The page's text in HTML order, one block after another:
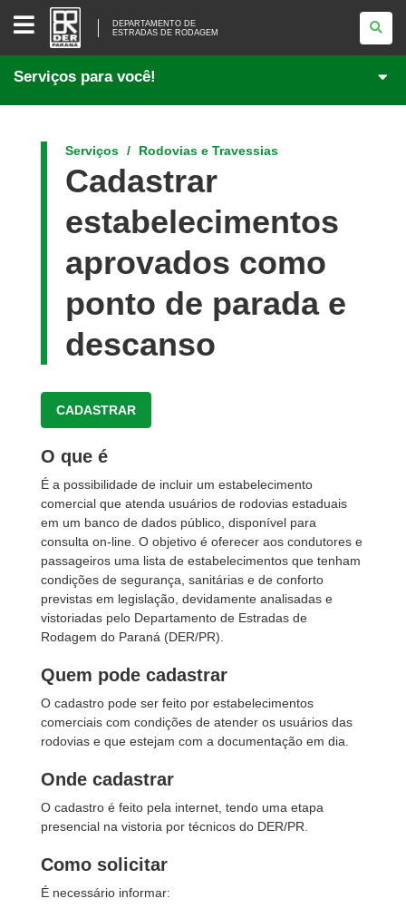
DEPARTAMENTO
DE
<BR
/>ESTRADAS
RODAGEM
DEPARTAMENTO DE
ESTRADAS DE RODAGEM
Serviços para você!
Serviços Rodovias e Travessias
Cadastrar
estabelecimentos
aprovados como
ponto de parada e
descanso
CADASTRAR
O que é
É a possibilidade de incluir um estabelecimento
comercial que atenda usuários de rodovias estaduais
em um banco de dados público, disponível para
consulta on-line. O objetivo é oferecer aos condutores e
passageiros uma lista de estabelecimentos que tenham
condições de segurança, sanitárias e de conforto
previstas em legislação, devidamente analisadas e
vistoriadas pelo Departamento de Estradas de
Rodagem do Paraná (DER/PR).
Quem pode cadastrar
O cadastro pode ser feito por estabelecimentos
comerciais com condições de atender os usuários das
rodovias e que estejam com a documentação em dia.
Onde cadastrar
O cadastro é feito pela internet, tendo uma etapa
presencial na vistoria por técnicos do DER/PR.
Como solicitar
É necessário informar: